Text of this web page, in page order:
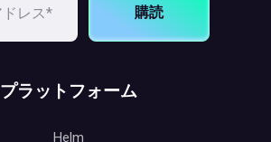
購読
プラットフォーム
Helm